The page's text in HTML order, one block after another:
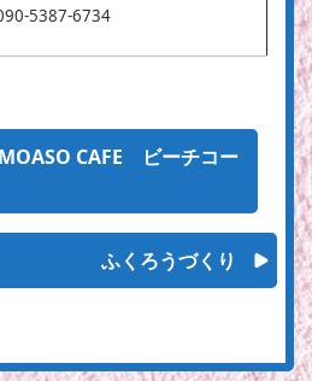
5387-6734
CAFE ビーチコー
ふくろうづくり